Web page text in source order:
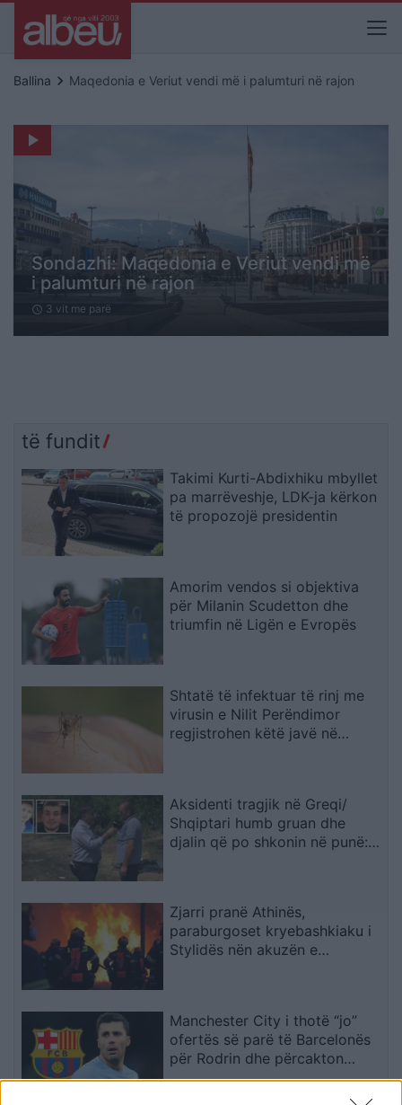
Ballina keyboard_arrow_right Maqedonia e Veriut vendi më i palumturi në rajon
play_arrow
Sondazhi: Maqedonia e Veriut vendi më
i palumturi në rajon
schedule 3 vit me parë
të fundit
Takimi Kurti-Abdixhiku mbyllet
pa marrëveshje, LDK-ja kërkon
të propozojë presidentin
Amorim vendos si objektiva
për Milanin Scudetton dhe
triumfin në Ligën e Evropës
Shtatë të infektuar të rinj me
virusin e Nilit Perëndimor
regjistrohen këtë javë në
Aksidenti tragjik në Greqi/
Shqiptari humb gruan dhe
djalin që po shkonin në punë:
Zjarri pranë Athinës,
paraburgoset kryebashkiaku i
Stylidës nën akuzën e
Manchester City i thotë “jo”
ofertës së parë të Barcelonës
për Rodrin dhe përcakton
çmimin e tij